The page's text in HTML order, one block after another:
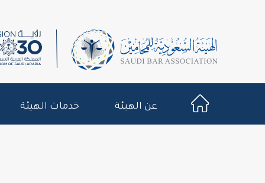
عن الهيئة خدمات الهيئة